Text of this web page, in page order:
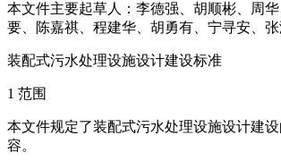
本文件主要起草人：李德强、胡顺彬、周
要、陈嘉祺、程建华、胡勇有、宁寻安、
装配式污水处理设施设计建设标准
1 范围
本文件规定了装配式污水处理设施设计建
容。